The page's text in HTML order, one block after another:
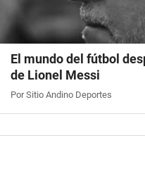
El mundo del fútbol
de Lionel Messi
Por Sitio Andino Deportes